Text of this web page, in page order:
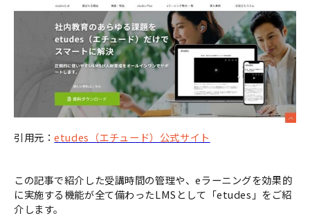
引用元：etudes（エチュード）公式サイト
この記事で紹介した受講時間の管理や、eラーニングを効果的
に実施する機能が全て備わったLMSとして「etudes」をご紹
介します。